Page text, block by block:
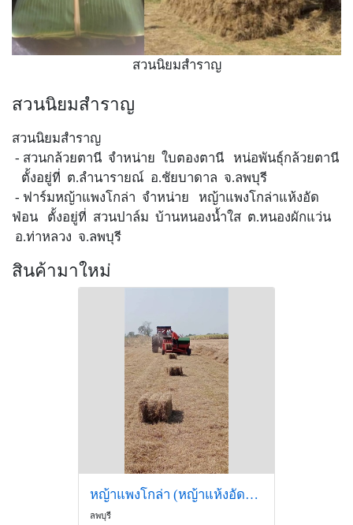
สวนนิยมสำราญ
สวนนิยมสำราญ
สวนนิยมสำราญ
- สวนกล้วยตานี จำหน่าย ใบตองตานี หน่อพันธุ์กล้วยตานี
ตั้งอยู่ที่ ต.ลำนารายณ์ อ.ชัยบาดาล จ.ลพบุรี
- ฟาร์มหญ้าแพงโกล่า จำหน่าย หญ้าแพงโกล่าแห้งอัด
ฟ่อน ตั้งอยู่ที่ สวนปาล์ม บ้านหนองน้ำใส ต.หนองผักแว่น
อ.ท่าหลวง จ.ลพบุรี
สินค้ามาใหม่
หญ้าแพงโกล่า (หญ้าแห้งอัดฟ่อน )
ลพบุรี